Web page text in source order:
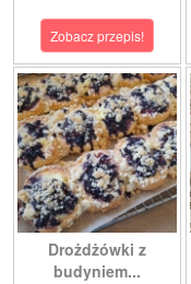
Zobacz przepis!
Drożdżówki z
budyniem...